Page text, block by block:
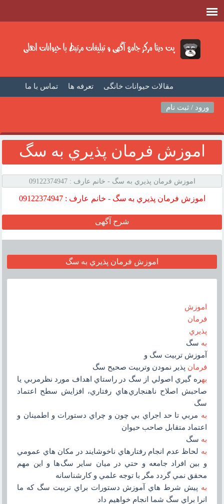
تماس با ما تعرفه ها مقالات حیوانات خانگی
صفحه اصلی
ورود / ثبت نام
اموزش فرمان پذيري به سگ
اموزش فرمان پذيري به سگ - خانم عارف : 09122374947
اموزش فرمان پذيري به سگ - خانم عارف : 09122374947
شرح آگهی
اموزش فرمان پذيري به سگ
اموزش
فرمان
پذيري
به سگ
آموزش تربيت سگ و
فرمان پذير نمودن وتربيت صحيح سگ
بهره گيري اصولي از سگ در راستاي اهداف مورد نظرمربي يا
صاحبش اصلاح ناهنجاري هاي رفتاري، افزايش سطح اعتماد
سگ
به مربي تا حد اجراي بي چون و چراي دستورات و اطمينان و
اعتماد متقابل صاحب حيوان
به سگ
به لحاظ عدم انجام رفتارهاي ناخوشايند در مکان هاي عمومي
و بين افراد جامعه و حتي در ميان ساير سگ ها و اين مهم
محقق نمي گردد مگر با توجه علمي و کارشناسانه
به پيش شرط هاي آموزش دستورات براي تربيت سگ که ما
انرا براي سگ شما انجام خواهيم داد